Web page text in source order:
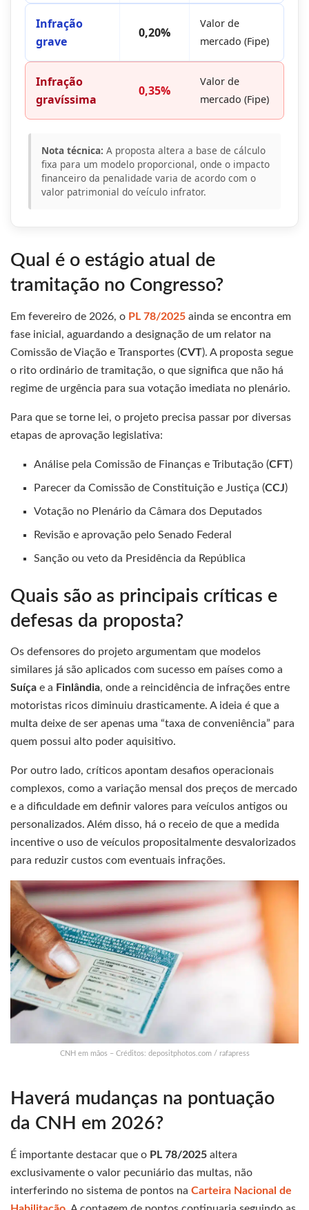
Infração
grave
0,20%
Valor de
mercado (Fipe)
Infração
gravíssima
0,35%
Valor de
mercado (Fipe)
Nota técnica: A proposta altera a base de cálculo
fixa para um modelo proporcional, onde o impacto
financeiro da penalidade varia de acordo com o
valor patrimonial do veículo infrator.
Qual é o estágio atual de
tramitação no Congresso?
Em fevereiro de 2026, o PL 78/2025 ainda se encontra em
fase inicial, aguardando a designação de um relator na
Comissão de Viação e Transportes (CVT). A proposta segue
o rito ordinário de tramitação, o que significa que não há
regime de urgência para sua votação imediata no plenário.
Para que se torne lei, o projeto precisa passar por diversas
etapas de aprovação legislativa:
Análise pela Comissão de Finanças e Tributação (CFT)
Parecer da Comissão de Constituição e Justiça (CCJ)
Votação no Plenário da Câmara dos Deputados
Revisão e aprovação pelo Senado Federal
Sanção ou veto da Presidência da República
Quais são as principais críticas e
defesas da proposta?
Os defensores do projeto argumentam que modelos
similares já são aplicados com sucesso em países como a
Suíça e a Finlândia, onde a reincidência de infrações entre
motoristas ricos diminuiu drasticamente. A ideia é que a
multa deixe de ser apenas uma “taxa de conveniência” para
quem possui alto poder aquisitivo.
Por outro lado, críticos apontam desafios operacionais
complexos, como a variação mensal dos preços de mercado
e a dificuldade em definir valores para veículos antigos ou
personalizados. Além disso, há o receio de que a medida
incentive o uso de veículos propositalmente desvalorizados
para reduzir custos com eventuais infrações.
CNH em mãos – Créditos: depositphotos.com / rafapress
Haverá mudanças na pontuação
da CNH em 2026?
É importante destacar que o PL 78/2025 altera
exclusivamente o valor pecuniário das multas, não
interferindo no sistema de pontos na Carteira Nacional de